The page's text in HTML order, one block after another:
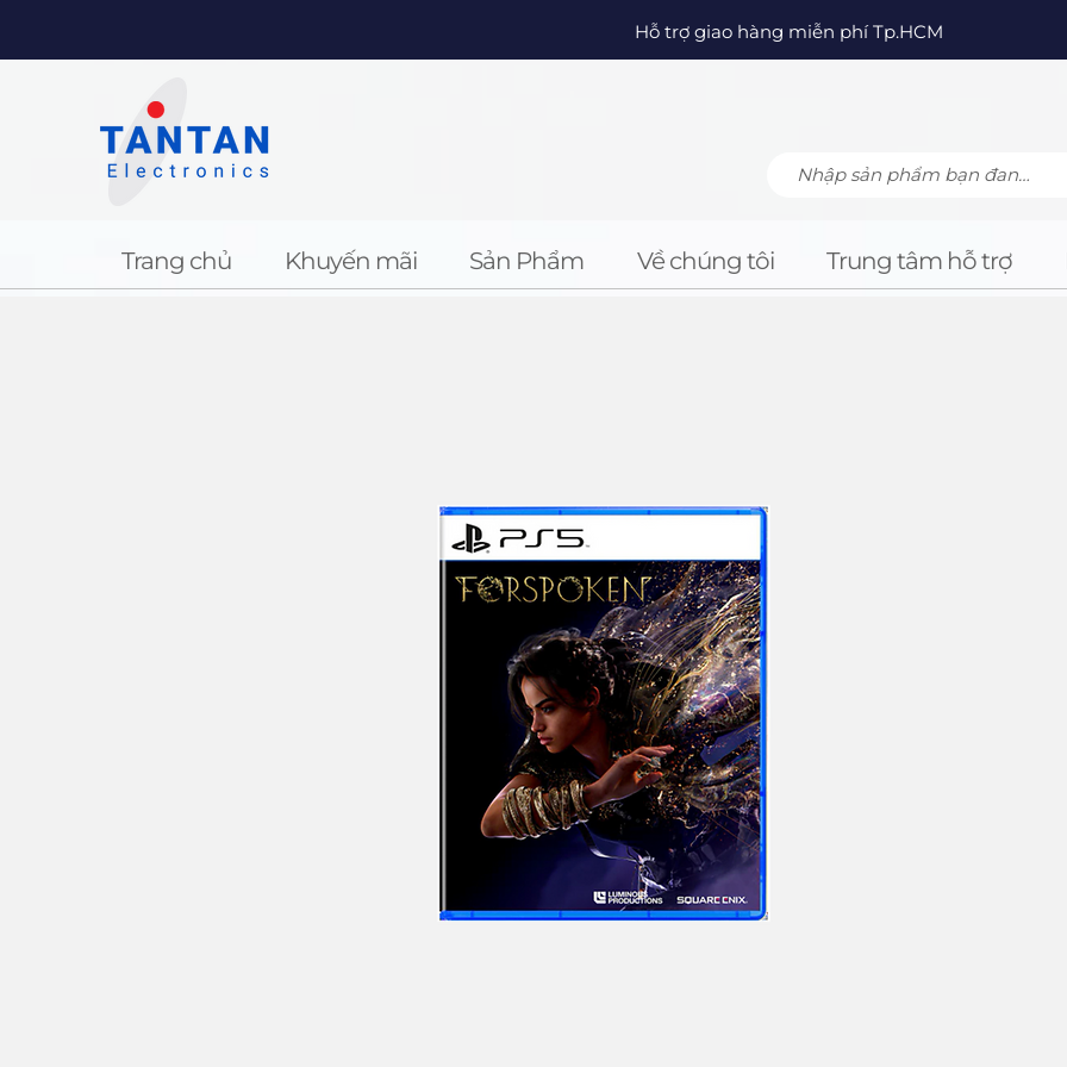
Hỗ trợ giao hàng miễn phí Tp.HCM
Trang chủ Khuyến mãi Sản Phẩm Về chúng tôi Trung tâm hỗ trợ